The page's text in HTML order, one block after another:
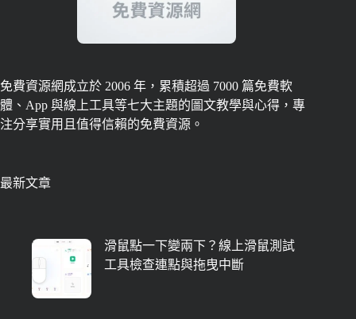
免費資源網成立於 2006 年，累積超過 7000 篇免費軟
體、App 與線上工具等七大主題的圖文教學與心得，專
注分享實用且值得信賴的免費資源。
最新文章
滑鼠點一下變兩下？線上滑鼠測試
工具檢查連點與拖曳中斷